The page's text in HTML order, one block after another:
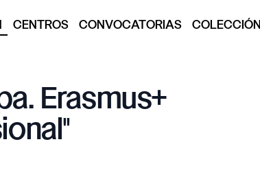
CENTROS CONVOCATORIAS COLECCIÓN
Erasmus+